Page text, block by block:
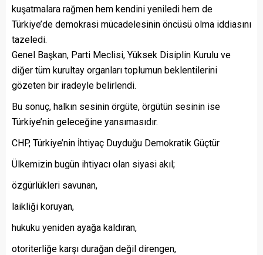
kuşatmalara rağmen hem kendini yeniledi hem de
Türkiye’de demokrasi mücadelesinin öncüsü olma iddiasını
tazeledi.
Genel Başkan, Parti Meclisi, Yüksek Disiplin Kurulu ve
diğer tüm kurultay organları toplumun beklentilerini
gözeten bir iradeyle belirlendi.
Bu sonuç, halkın sesinin örgüte, örgütün sesinin ise
Türkiye’nin geleceğine yansımasıdır.
CHP, Türkiye’nin İhtiyaç Duyduğu Demokratik Güçtür
Ülkemizin bugün ihtiyacı olan siyasi akıl;
özgürlükleri savunan,
laikliği koruyan,
hukuku yeniden ayağa kaldıran,
otoriterliğe karşı durağan değil direngen,